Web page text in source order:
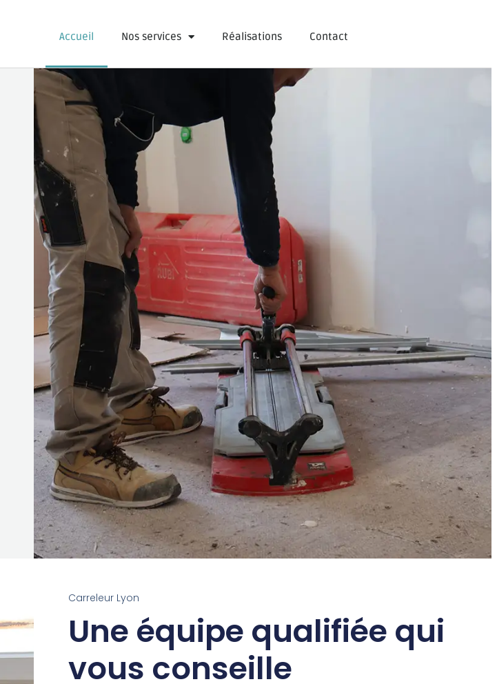
Accueil Nos services Réalisations Contact
Carreleur Lyon
Une équipe qualifiée qui
vous conseille